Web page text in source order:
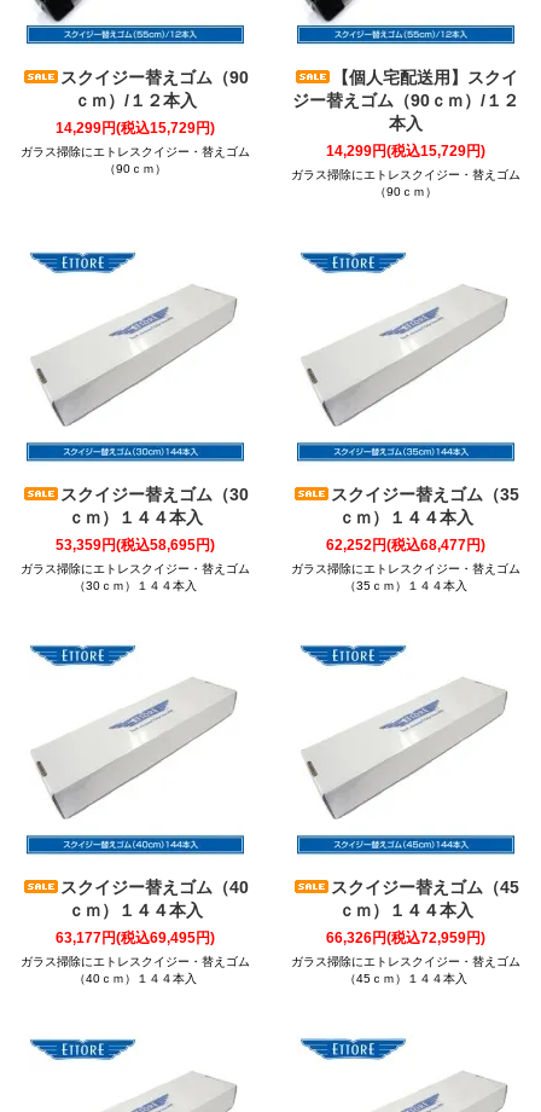
スクイジー替えゴム（90
ｃｍ）/１２本入
14,299円(税込15,729円)
ガラス掃除にエトレスクイジー・替えゴム
（90ｃｍ）
【個人宅配送用】スクイ
ジー替えゴム（90ｃｍ）/１２
本入
14,299円(税込15,729円)
ガラス掃除にエトレスクイジー・替えゴム
（90ｃｍ）
スクイジー替えゴム（30
ｃｍ）１４４本入
53,359円(税込58,695円)
ガラス掃除にエトレスクイジー・替えゴム
（30ｃｍ）１４４本入
スクイジー替えゴム（35
ｃｍ）１４４本入
62,252円(税込68,477円)
ガラス掃除にエトレスクイジー・替えゴム
（35ｃｍ）１４４本入
スクイジー替えゴム（40
ｃｍ）１４４本入
63,177円(税込69,495円)
ガラス掃除にエトレスクイジー・替えゴム
（40ｃｍ）１４４本入
スクイジー替えゴム（45
ｃｍ）１４４本入
66,326円(税込72,959円)
ガラス掃除にエトレスクイジー・替えゴム
（45ｃｍ）１４４本入